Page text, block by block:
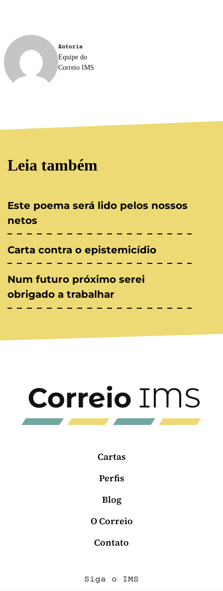
Autoria
Equipe do
Correio IMS
Leia também
Este poema será lido pelos nossos
netos
Carta contra o epistemicídio
Num futuro próximo serei
obrigado a trabalhar
Cartas
Perfis
Blog
O Correio
Contato
Siga o IMS